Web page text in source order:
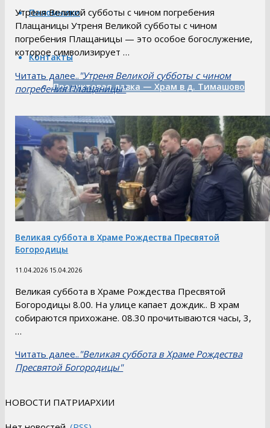
Паломники
Контакты
Продуктовая лавка — Храм в д. Тимашово
Утреня Великой субботы с чином погребения
Плащаницы Утреня Великой субботы с чином
погребения Плащаницы — это особое богослужение,
которое символизирует …
Читать далее.. "Утреня Великой субботы с чином
погребения Плащаницы"
Великая суббота в Храме Рождества Пресвятой
Богородицы
11.04.2026 15.04.2026
Великая суббота в Храме Рождества Пресвятой
Богородицы 8.00. На улице капает дождик.. В храм
собираются прихожане. 08.30 прочитываются часы, 3,
…
Читать далее.. "Великая суббота в Храме Рождества
Пресвятой Богородицы"
НОВОСТИ ПАТРИАРХИИ